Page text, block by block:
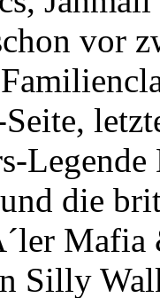
vor
die
Silly